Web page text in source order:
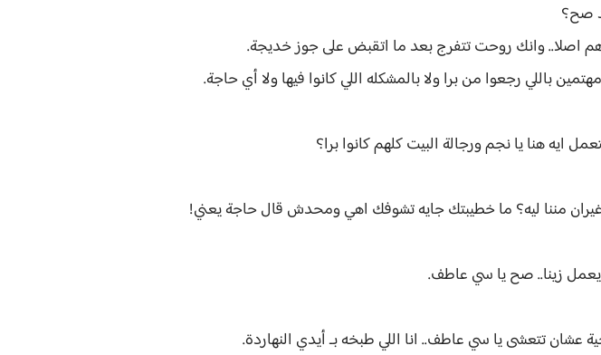
صح؟
اصلا.. وانك روحت تتفرج بعد ما اتقبض على جوز خديجة.
رجعوا من برا ولا بالمشكله اللي كانوا فيها ولا أي حاجة.
هنا يا نجم ورجالة البيت كلهم كانوا برا؟
مننا ليه؟ ما خطيبتك جايه تشوفك اهي ومحدش قال حاجة يعني!
يعمل زينا.. صح يا سي عاطف.
تتعشى يا سي عاطف.. انا اللي طبخه بـ أيدي النهاردة.